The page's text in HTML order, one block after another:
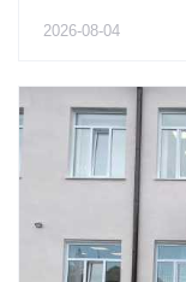
2026-08-04